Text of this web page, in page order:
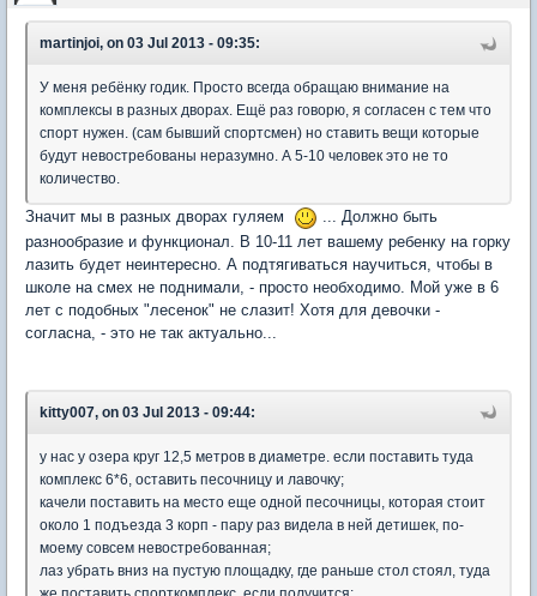
martinjoi, on 03 Jul 2013 - 09:35:
У меня ребёнку годик. Просто всегда обращаю внимание на
комплексы в разных дворах. Ещё раз говорю, я согласен с тем что
спорт нужен. (сам бывший спортсмен) но ставить вещи которые
будут невостребованы неразумно. А 5-10 человек это не то
количество.
Значит мы в разных дворах гуляем
... Должно быть
разнообразие и функционал. В 10-11 лет вашему ребенку на горку
лазить будет неинтересно. А подтягиваться научиться, чтобы в
школе на смех не поднимали, - просто необходимо. Мой уже в 6
лет с подобных "лесенок" не слазит! Хотя для девочки -
согласна, - это не так актуально...
kitty007, on 03 Jul 2013 - 09:44:
у нас у озера круг 12,5 метров в диаметре. если поставить туда
комплекс 6*6, оставить песочницу и лавочку;
качели поставить на место еще одной песочницы, которая стоит
около 1 подъезда 3 корп - пару раз видела в ней детишек, по-
моему совсем невостребованная;
лаз убрать вниз на пустую площадку, где раньше стол стоял, туда